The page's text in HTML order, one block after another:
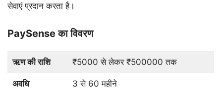
सेवाएं प्रदान करता है।
PaySense का विवरण
ऋण की राशि ₹5000 से लेकर ₹500000 तक
अवधि 3 से 60 महीने